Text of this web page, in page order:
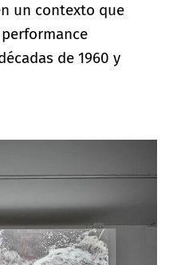
un contexto que
de 1960 y